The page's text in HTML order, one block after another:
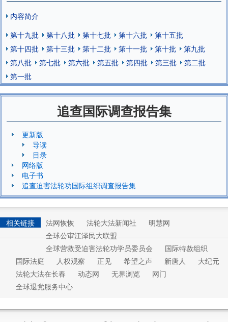
内容简介
第十九批
第十八批 第十七批 第十六批
第十五批
第十四批
第十三批 第十二批 第十一批 第十批
第九批
第八批
第七批 第六批 第五批 第四批 第三批
第二批
第一批
追查国际调查报告集
更新版
导读
目录
网络版
电子书
追查迫害法轮功国际组织调查报告集
相关链接 法网恢恢 法轮大法新闻社
明慧网
全球公审江泽民大联盟
全球营救受迫害法轮功学员委员会
国际特赦组织
国际法庭
人权观察 正见 希望之声 新唐人
大纪元
法轮大法在长春
动态网 无界浏览
网门
全球退党服务中心